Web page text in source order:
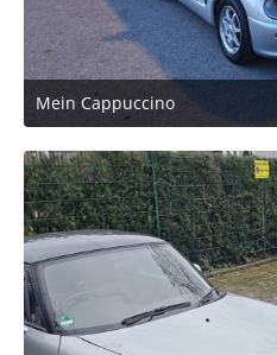
Mein Cappuccino
24. Mai 2026 um 21:36
2